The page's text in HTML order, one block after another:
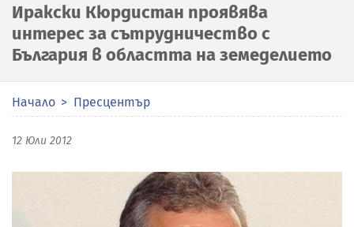
Иракски Кюрдистан проявява
интерес за сътрудничество с
България в областта на земеделието
Начало Пресцентър
12 Юли 2012